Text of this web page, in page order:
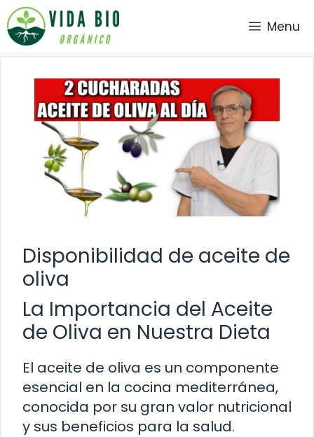
Saltar
al
contenido
Menu
Disponibilidad de aceite de
oliva
La Importancia del Aceite
de Oliva en Nuestra Dieta
El aceite de oliva es un componente
esencial en la cocina mediterránea,
conocida por su gran valor nutricional
y sus beneficios para la salud.